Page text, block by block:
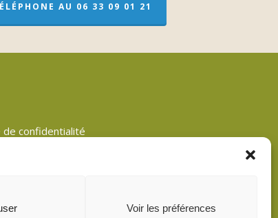
Voir les préférences
AU 06 33 09 01 21
de confidentialité